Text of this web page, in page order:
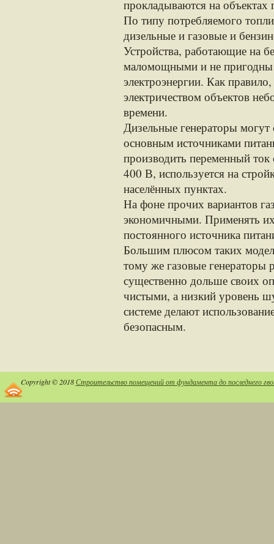
прокладываются на
По типу потребляемого
дизельные и газовые и
Устройства, работающие на
маломощными и не пригодны
электроэнергии. Как
электричеством объектов
времени.
Дизельные генераторы
основным источниками
производить переменный
400 В, используется на
населённых пунктах.
На фоне прочих вариантов
экономичными. Применять
постоянного источника
Большим плюсом таких
тому же газовые генераторы
существенно дольше своих
чистыми, а низкий уровень
системе делают
безопасным.
Copyright © 2018Строительство помещений от фундамента до последнего